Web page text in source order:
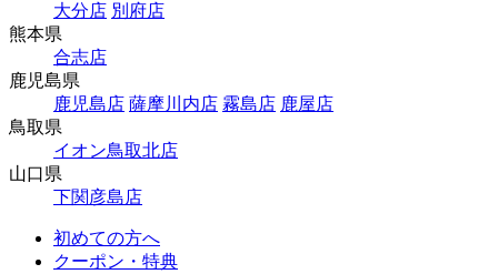
大分店 別府店
熊本県
合志店
鹿児島県
鹿児島店 薩摩川内店 霧島店 鹿屋店
鳥取県
イオン鳥取北店
山口県
下関彦島店
初めての方へ
クーポン・特典